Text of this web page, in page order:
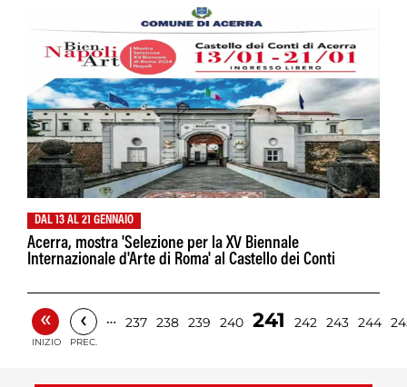
DAL 13 AL 21 GENNAIO
Acerra, mostra 'Selezione per la XV Biennale
Internazionale d'Arte di Roma' al Castello dei Conti
«
INIZIO
‹
PREC.
… 237 238 239 240 241 242 243 244